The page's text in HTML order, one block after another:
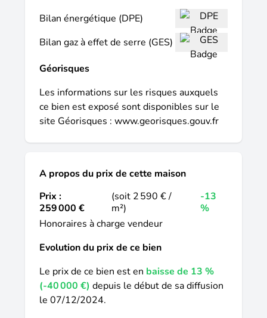
Bilan énergétique (DPE)
Bilan gaz à effet de serre (GES)
Géorisques
Les informations sur les risques auxquels
ce bien est exposé sont disponibles sur le
site Géorisques : www.georisques.gouv.fr
A propos du prix de cette maison
Prix :
259 000 €
(soit 2 590 € /
m²)
-13
%
Honoraires à charge vendeur
Evolution du prix de ce bien
Le prix de ce bien est en baisse de 13 %
(-40 000 €) depuis le début de sa diffusion
le 07/12/2024.